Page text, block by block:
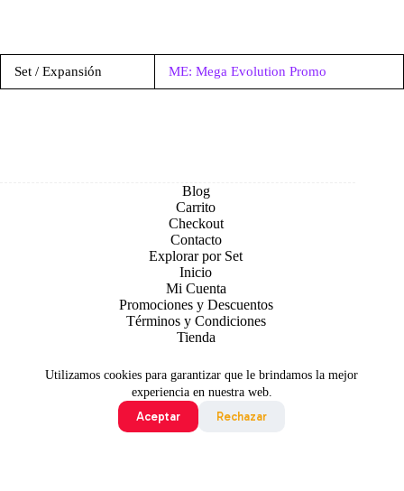
Utilizamos cookies para garantizar que le brindamos la mejor
experiencia en nuestra web.
Aceptar
Rechazar
Set / Expansión ME: Mega Evolution Promo
Blog
Carrito
Checkout
Contacto
Explorar por Set
Inicio
Mi Cuenta
Promociones y Descuentos
Términos y Condiciones
Tienda
Todo contenido original es sujeto de Copyright © 2026 TCG